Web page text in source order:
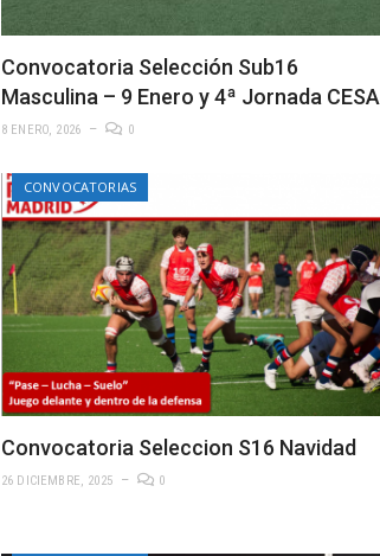
Convocatoria Selección Sub16
Masculina – 9 Enero y 4ª Jornada CESA
8 ENERO, 2026 0
CONVOCATORIAS
Convocatoria Seleccion S16 Navidad
26 DICIEMBRE, 2025 0